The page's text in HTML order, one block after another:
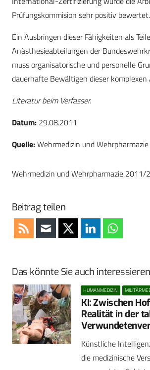
Prüfungskommision sehr positiv bewertet.
Ein Ausbringen dieser Fähigkeiten als
Anästhesieabteilungen der
muss organisatorische und personelle
dauerhafte Bewältigen dieser komplexen
Literatur beim Verfasser.
Datum: 29.08.2011
Quelle:Wehrmedizin und
Wehrmedizin und Wehrpharmazie 2011/2
Beitrag teilen
Das könnte Sie auch interessieren
HUMANMEDIZIN
KI: Zwischen
Realität in der
Künstliche
die medizinische